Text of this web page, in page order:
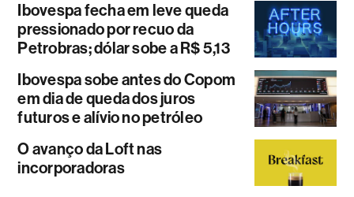
Ibovespa fecha em leve queda
pressionado por recuo da
Petrobras; dólar sobe a R$ 5,13
Ibovespa sobe antes do Copom
em dia de queda dos juros
futuros e alívio no petróleo
O avanço da Loft nas
incorporadoras